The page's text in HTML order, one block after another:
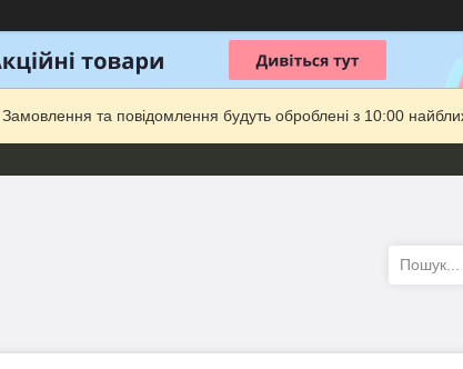
та повідомлення будуть оброблені з 10:00